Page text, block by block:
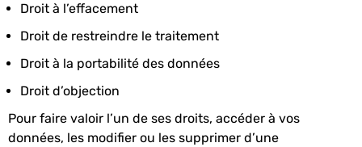
Droit à l’effacement
Droit de restreindre le traitement
Droit à la portabilité des données
Droit d’objection
Pour faire valoir l’un de ses droits, accéder à vos
données, les modifier ou les supprimer d’une